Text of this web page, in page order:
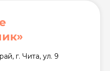
г. Чита, ул. 9